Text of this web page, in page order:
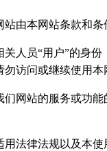
由本网站条款和条
人员“用户”的身
访问或继续使用本
网站的服务或功
法律法规以及本使